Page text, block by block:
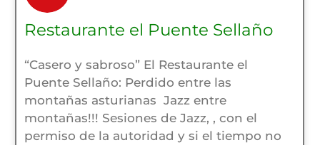
Restaurante el Puente Sellaño
“Casero y sabroso” El Restaurante el
Puente Sellaño: Perdido entre las
montañas asturianas Jazz entre
montañas!!! Sesiones de Jazz, , con el
permiso de la autoridad y si el tiempo no